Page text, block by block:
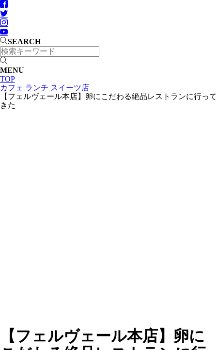
SEARCH
MENU
TOP
カフェ ランチ スイーツ店
【フェルヴェール本店】卵にこだわる絶品レストランに行って
きた
【フェルヴェール本店】卵に